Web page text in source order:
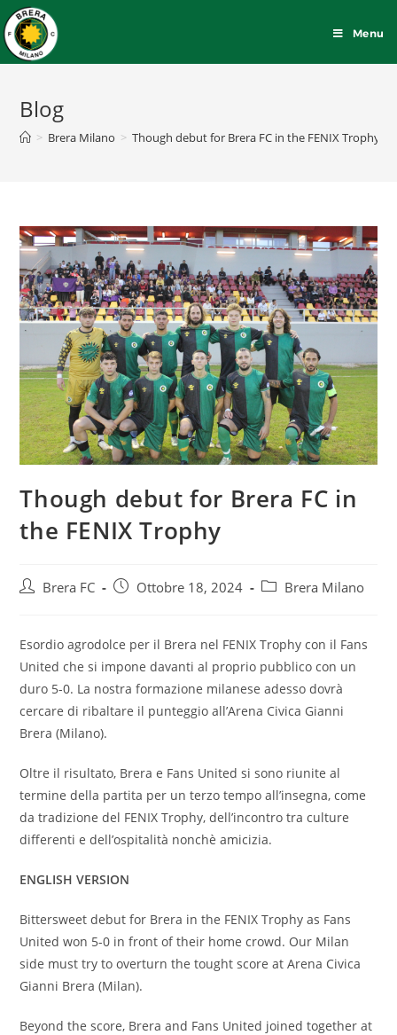
Menu
Blog
> Brera Milano > Though debut for Brera FC in the FENIX Trophy
Though debut for Brera FC in
the FENIX Trophy
Brera FC Ottobre 18, 2024 Brera Milano
Esordio agrodolce per il Brera nel FENIX Trophy con il Fans
United che si impone davanti al proprio pubblico con un
duro 5-0. La nostra formazione milanese adesso dovrà
cercare di ribaltare il punteggio all’Arena Civica Gianni
Brera (Milano).
Oltre il risultato, Brera e Fans United si sono riunite al
termine della partita per un terzo tempo all’insegna, come
da tradizione del FENIX Trophy, dell’incontro tra culture
differenti e dell’ospitalità nonchè amicizia.
ENGLISH VERSION
Bittersweet debut for Brera in the FENIX Trophy as Fans
United won 5-0 in front of their home crowd. Our Milan
side must try to overturn the tought score at Arena Civica
Gianni Brera (Milan).
Beyond the score, Brera and Fans United joined together at